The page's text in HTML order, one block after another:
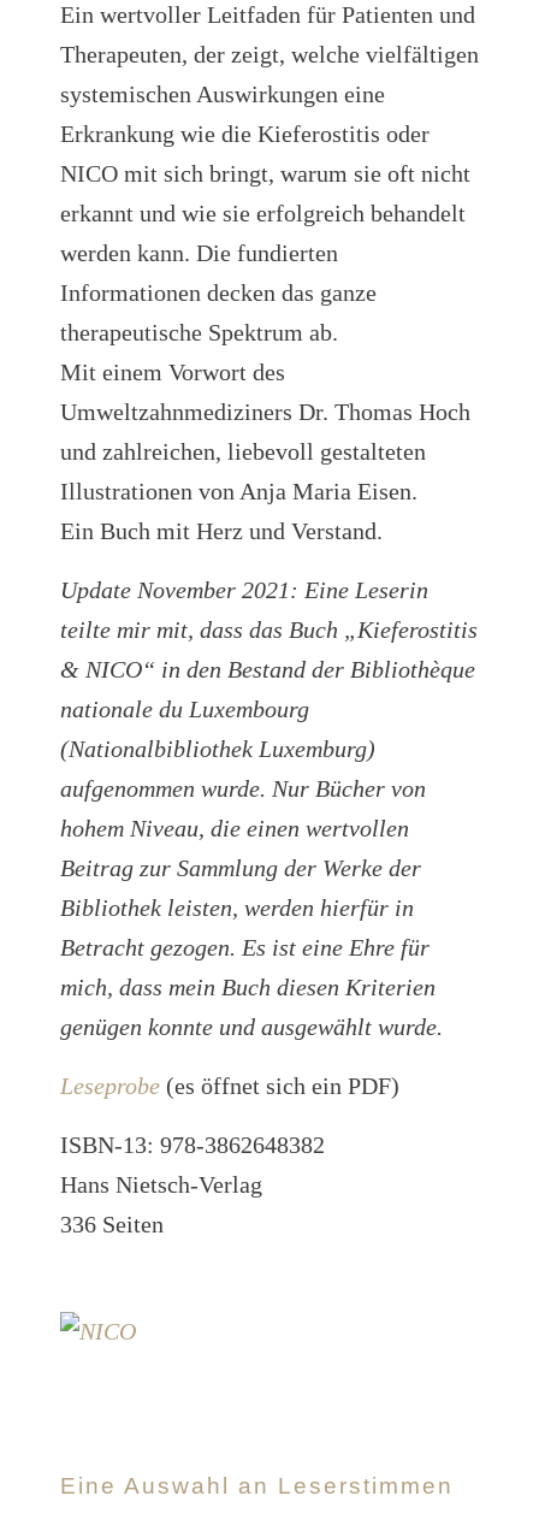
Ein wertvoller Leitfaden für Patienten und
Therapeuten, der zeigt, welche vielfältigen
systemischen Auswirkungen eine
Erkrankung wie die Kieferostitis oder
NICO mit sich bringt, warum sie oft nicht
erkannt und wie sie erfolgreich behandelt
werden kann. Die fundierten
Informationen decken das ganze
therapeutische Spektrum ab.
Mit einem Vorwort des
Umweltzahnmediziners Dr. Thomas Hoch
und zahlreichen, liebevoll gestalteten
Illustrationen von Anja Maria Eisen.
Ein Buch mit Herz und Verstand.
Update November 2021: Eine Leserin
teilte mir mit, dass das Buch „Kieferostitis
& NICO“ in den Bestand der Bibliothèque
nationale du Luxembourg
(Nationalbibliothek Luxemburg)
aufgenommen wurde. Nur Bücher von
hohem Niveau, die einen wertvollen
Beitrag zur Sammlung der Werke der
Bibliothek leisten, werden hierfür in
Betracht gezogen. Es ist eine Ehre für
mich, dass mein Buch diesen Kriterien
genügen konnte und ausgewählt wurde.
Leseprobe (es öffnet sich ein PDF)
ISBN-13: 978-3862648382
Hans Nietsch-Verlag
336 Seiten
Eine Auswahl an Leserstimmen